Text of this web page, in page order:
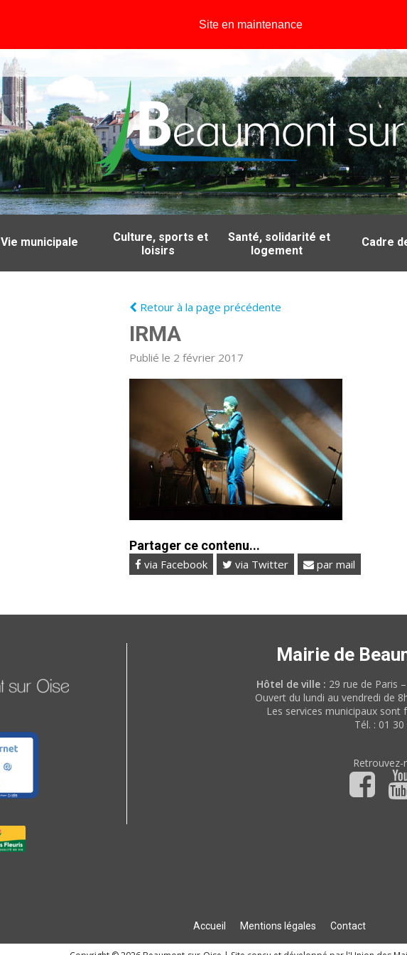
Vie municipale
Culture, sports et
loisirs
Santé, solidarité et
logement
Cadre
Retour à la page précédente
IRMA
Publié le 2 février 2017
Partager ce contenu...
via Facebook via Twitter par mail
Mairie de
Hôtel de ville : 29 rue de Paris
Ouvert du lundi au vendredi de
Les services municipaux
Tél. : 01
Retrouvez-
Accueil Mentions légales Contact
Site en maintenance